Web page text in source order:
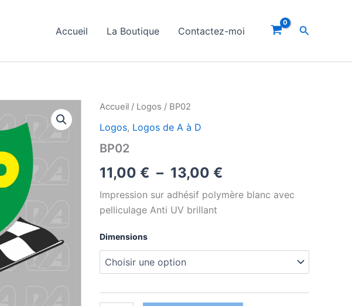
Accueil La Boutique Contactez-moi
Accueil/ Logos / BP02
Logos, Logos de A à D
BP02
11,00 € – 13,00 €Plage
de
Impression sur adhésif polymère blanc avec
pelliculage Anti UV brillant
Dimensions